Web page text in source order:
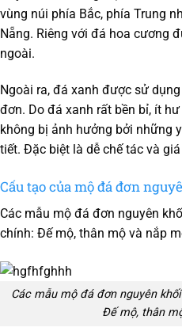
vùng núi phía Bắc, phía Trung
Nẵng. Riêng với đá hoa cương
ngoài.
Ngoài ra, đá xanh được sử
đơn. Do đá xanh rất bền bỉ, ít
không bị ảnh hưởng bởi những
tiết. Đặc biệt là dễ chế tác và
Cấu tạo của mộ đá đơn
Các mẫu mộ đá đơn nguyên
chính: Đế mộ, thân mộ và nắp
Các mẫu mộ đá đơn nguyên
Đế mộ, thân